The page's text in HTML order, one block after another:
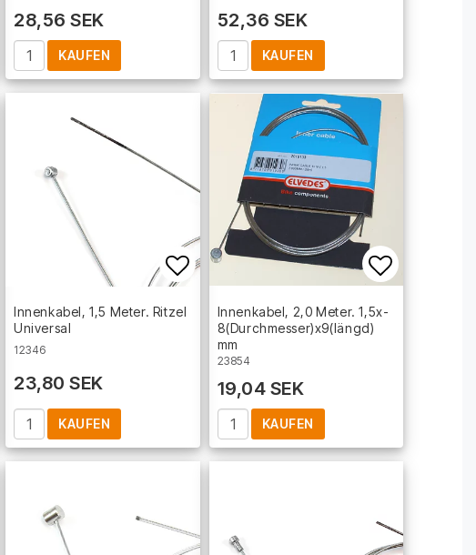
28,56 SEK
KAUFEN
52,36 SEK
KAUFEN
to list of favoritesAdd to list of favorites
Innenkabel, 1,5 Meter. Ritzel
Universal
12346
23,80 SEK
KAUFEN
Add to
Innenkabel, 2,0 Meter. 1­,­5­x­
8­(­D­u­r­c­h­m­e­s­s­e­r­)­x­9­(­l­ä­n­g­d­)
mm
23854
19,04 SEK
KAUFEN